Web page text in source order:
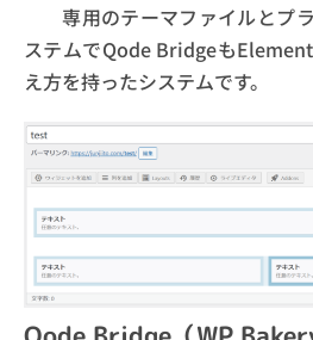
専用のテーマファイルとプ
ステムでQode Bridgeも
え方を持ったシステムです。